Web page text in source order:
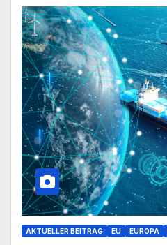
AKTUELLER BEITRAG EU EUROPA